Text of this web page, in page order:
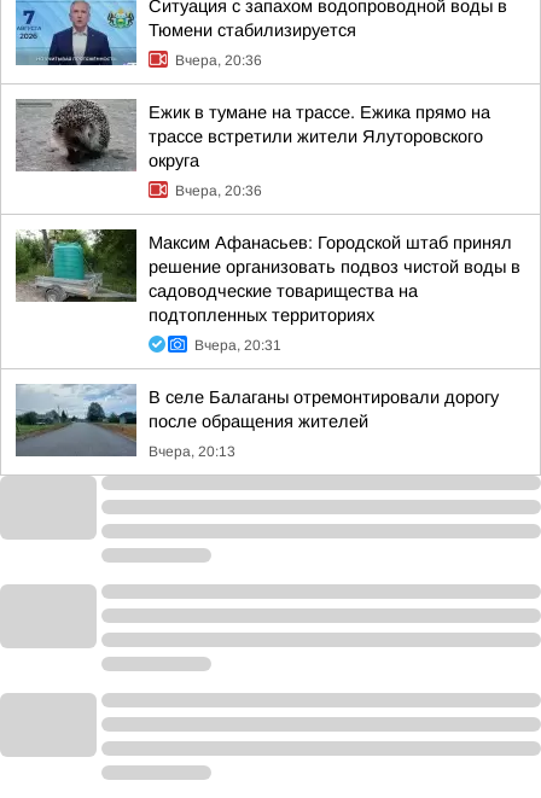
Ситуация с запахом водопроводной воды в
Тюмени стабилизируется
Вчера, 20:36
Ежик в тумане на трассе. Ежика прямо на
трассе встретили жители Ялуторовского
округа
Вчера, 20:36
Максим Афанасьев: Городской штаб принял
решение организовать подвоз чистой воды в
садоводческие товарищества на
подтопленных территориях
Вчера, 20:31
В селе Балаганы отремонтировали дорогу
после обращения жителей
Вчера, 20:13